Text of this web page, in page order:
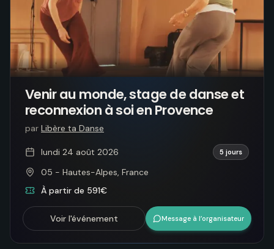
Venir au monde, stage de danse et
reconnexion à soi en Provence
par Libère ta Danse
lundi 24 août 2026 5 jours
05 - Hautes-Alpes, France
À partir de 591€
Voir l'événement Message à l’organisateur